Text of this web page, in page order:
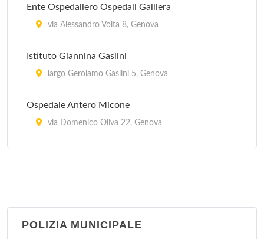
Ente Ospedaliero Ospedali Galliera
via Alessandro Volta 8, Genova
Istituto Giannina Gaslini
largo Gerolamo Gaslini 5, Genova
Ospedale Antero Micone
via Domenico Oliva 22, Genova
salita superiore San Rocchino 31/a, Genova
POLIZIA MUNICIPALE